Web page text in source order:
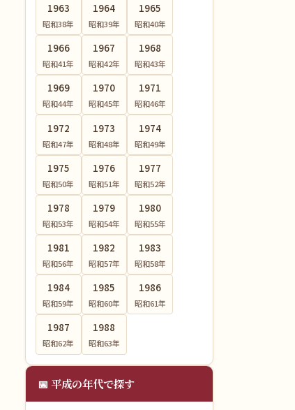
1963
昭和38年
1964
昭和39年
1965
昭和40年
1966
昭和41年
1967
昭和42年
1968
昭和43年
1969
昭和44年
1970
昭和45年
1971
昭和46年
1972
昭和47年
1973
昭和48年
1974
昭和49年
1975
昭和50年
1976
昭和51年
1977
昭和52年
1978
昭和53年
1979
昭和54年
1980
昭和55年
1981
昭和56年
1982
昭和57年
1983
昭和58年
1984
昭和59年
1985
昭和60年
1986
昭和61年
1987
昭和62年
1988
昭和63年
📅 平成の年代で探す